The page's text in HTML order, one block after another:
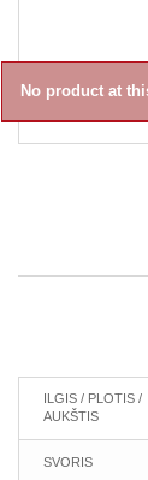
No product at
ILGIS / PLOTIS /
AUKŠTIS
SVORIS